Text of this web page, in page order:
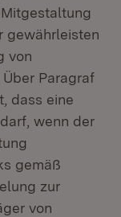
gewährleisten
von
Paragraf
dass eine
wenn der
gemäß
zur
von